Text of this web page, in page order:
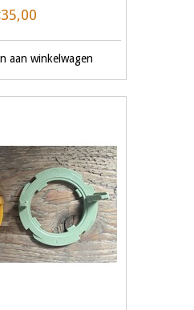
aan winkelwagen